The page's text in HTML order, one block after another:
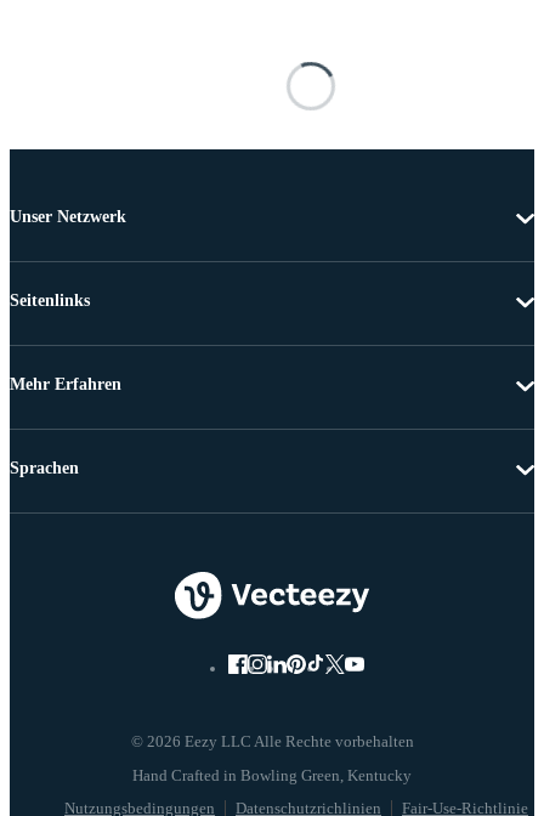
Unser Netzwerk
Seitenlinks
Mehr Erfahren
© 2026 Eezy LLC Alle Rechte vorbehalten
Nutzungsbedingungen Datenschutzrichlinien Fair-Use-Richtlinie
Sprachen